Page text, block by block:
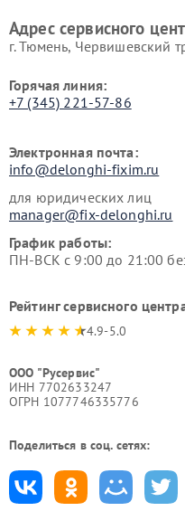
Адрес сервисного
г. Тюмень, ​Червишевский
Горячая линия:
+7 (345) 221-57-86
Электронная почта:
info@delonghi-fixim.ru
для юридических лиц
manager@fix-delonghi.ru
График работы:
ПН-ВСК с 9:00 до 21:00
Рейтинг сервисного
4.9-5.0
ООО "Русервис"
ИНН 7702633247
ОГРН 1077746335776
Поделиться в соц. сетях: